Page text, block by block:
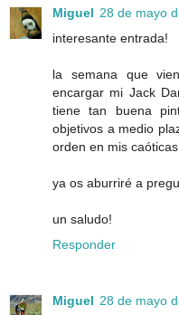
Miguel 28 de mayo
interesante entrada!
la semana que
encargar mi Jack
tiene tan buena
objetivos a medio
orden en mis caóticas
ya os aburriré a
un saludo!
Responder
Miguel 28 de mayo